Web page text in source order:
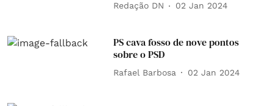
Redação DN 02 Jan 2024
PS cava fosso de nove pontos
sobre o PSD
Rafael Barbosa 02 Jan 2024